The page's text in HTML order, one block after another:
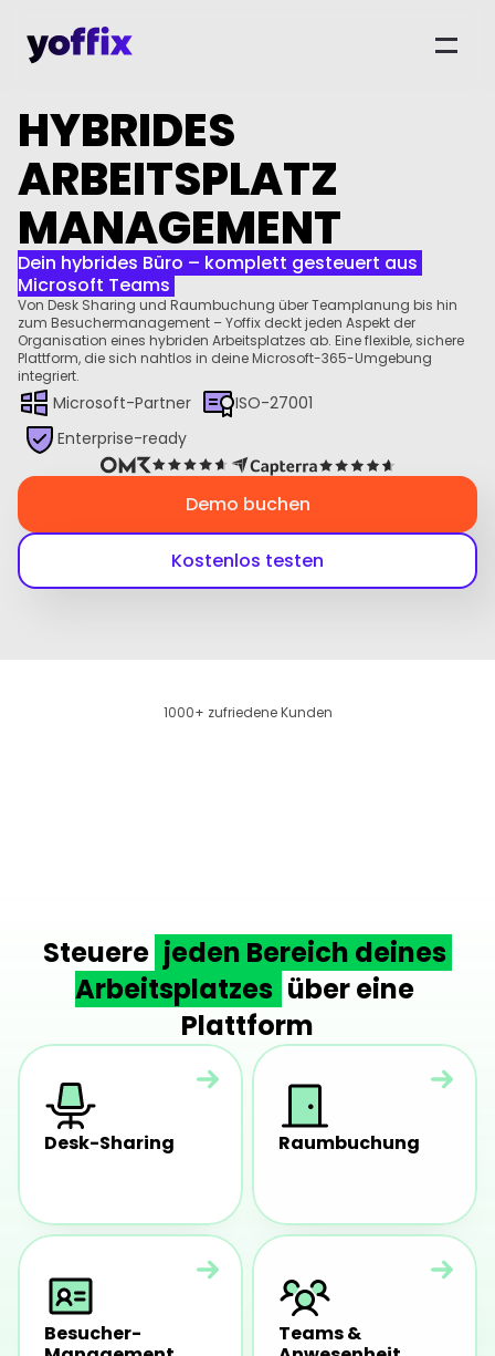
HYBRIDES
ARBEITSPLATZ
MANAGEMENT
Dein hybrides Büro – komplett gesteuert aus
Microsoft Teams
Von Desk Sharing und Raumbuchung über Teamplanung bis hin
zum Besuchermanagement – Yoffix deckt jeden Aspekt der
Organisation eines hybriden Arbeitsplatzes ab. Eine flexible, sichere
Plattform, die sich nahtlos in deine Microsoft-365-Umgebung
integriert.
Microsoft-Partner
Enterprise-ready
ISO-27001
Demo buchen
Kostenlos testen
1000+ zufriedene Kunden
Steuere jeden Bereich deines
Arbeitsplatzes über eine
Plattform
Desk-Sharing Raumbuchung
Besucher-
Teams &